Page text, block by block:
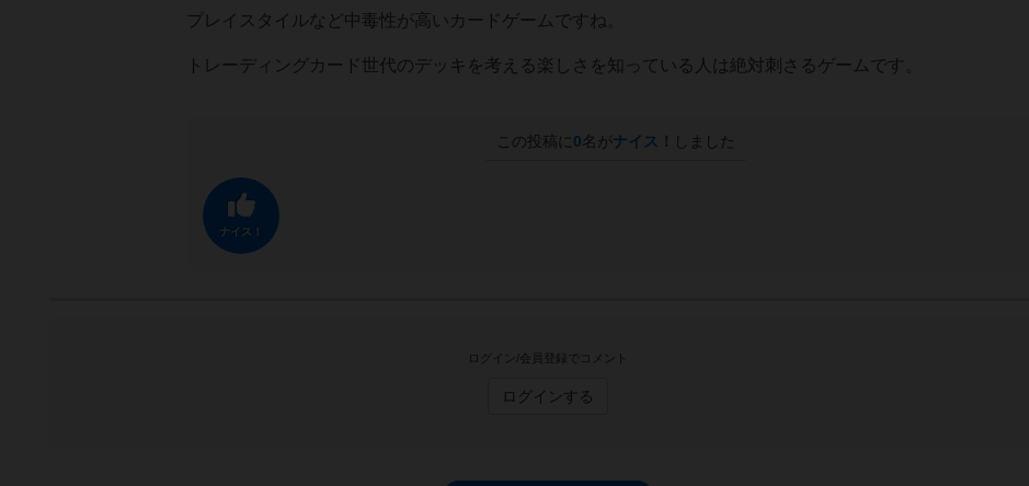
プレイスタイルなど中毒性が高いカードゲームですね。
トレーディングカード世代のデッキを考える楽しさを知っている人は絶対刺さるゲームです。
この投稿に 0名がナイス！ しました
ナイス！
ログイン/会員登録でコメント
ログインする